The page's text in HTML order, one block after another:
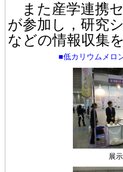
また産学連携
が参加し，研究
などの情報収集
■低カリウムメロ
展